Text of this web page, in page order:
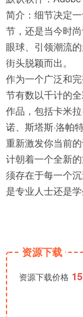
简介：细节决定
节，还是当今时
眼球、引领潮流
街头脱颖而出。
作为一个广泛和
节有数以千计的
作品，包括卡米
诺、斯塔斯·洛帕特
重新激发你当前
计朝着一个全新
须存在于每一个
是专业人士还是学
资源下载
资源下载价格 15